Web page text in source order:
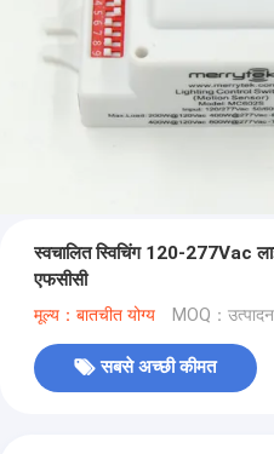
स्वचालित स्विचिंग 120-277Vac
एफसीसी
मूल्य：बातचीत योग्य MOQ：
सबसे अच्छी कीमत